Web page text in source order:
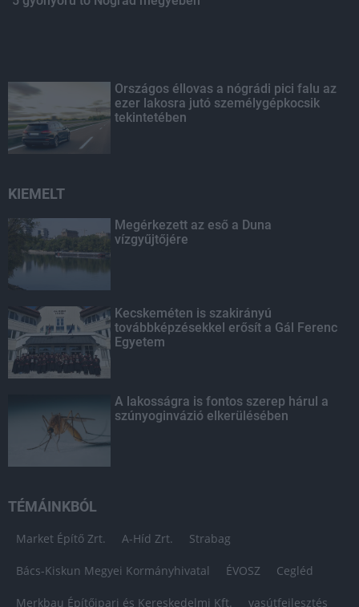
Országos éllovas a nógrádi pici falu az
ezer lakosra jutó személygépkocsik
tekintetében
KIEMELT
Megérkezett az eső a Duna
vízgyűjtőjére
Kecskeméten is szakirányú
továbbképzésekkel erősít a Gál Ferenc
Egyetem
A lakosságra is fontos szerep hárul a
szúnyoginvázió elkerülésében
TÉMÁINKBÓL
Market Építő Zrt. A-Híd Zrt. Strabag
Bács-Kiskun Megyei Kormányhivatal ÉVOSZ Cegléd
Merkbau Építőipari és Kereskedelmi Kft. vasútfejlesztés